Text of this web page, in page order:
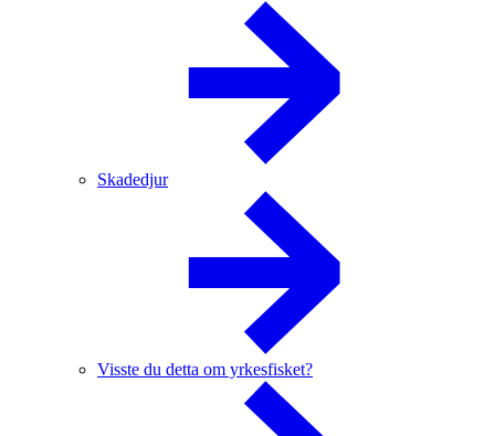
Skadedjur
Visste du detta om yrkesfisket?